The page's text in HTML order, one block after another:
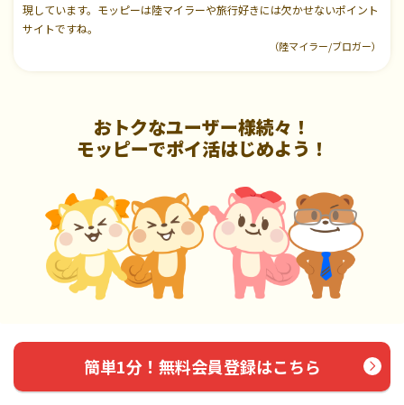
現しています。モッピーは陸マイラーや旅行好きには欠かせないポイント
サイトですね。
（陸マイラー/ブロガー）
おトクなユーザー様続々！
モッピーでポイ活はじめよう！
簡単1分！無料会員登録はこちら